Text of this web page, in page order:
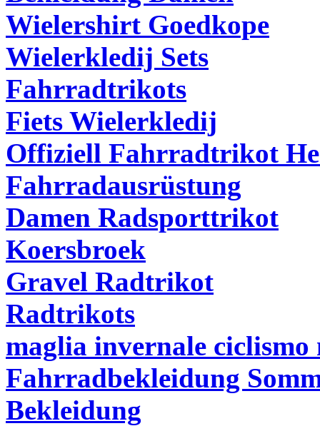
Wielershirt Goedkope
Wielerkledij Sets
Fahrradtrikots
Fiets Wielerkledij
Offiziell Fahrradtrikot
Fahrradausrüstung
Damen Radsporttrikot
Koersbroek
Gravel Radtrikot
Radtrikots
maglia invernale ciclismo
Fahrradbekleidung
Bekleidung